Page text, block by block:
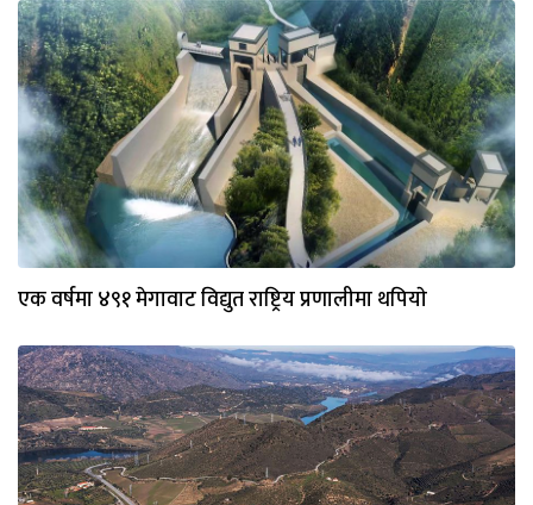
एक वर्षमा ४९१ मेगावाट विद्युत राष्ट्रिय प्रणालीमा थपियाे